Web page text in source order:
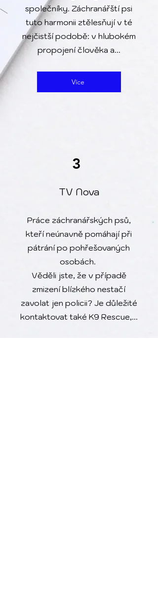
společníky. Záchranářští psi
tuto harmonii ztělesňují v té
nejčistší podobě: v hlubokém
propojení člověka a...
Více
3
TV Nova
Práce záchranářských psů,
kteří neúnavně pomáhají při
pátrání po pohřešovaných
osobách.
Věděli jste, že v případě
zmizení blízkého nestačí
zavolat jen policii? Je důležité
kontaktovat také K9 Rescue,...